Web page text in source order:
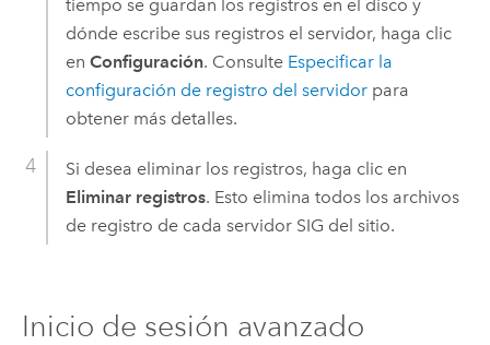
tiempo se guardan los registros en el disco y
dónde escribe sus registros el servidor, haga clic
en Configuración. Consulte Especificar la
configuración de registro del servidorpara
obtener más detalles.
Si desea eliminar los registros, haga clic en
Eliminar registros. Esto elimina todos los archivos
de registro de cada servidor SIG del sitio.
Inicio de sesión avanzado